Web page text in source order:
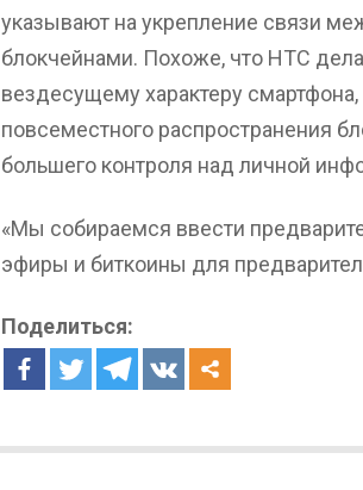
указывают на укрепление связи
блокчейнами. Похоже, что HTC
вездесущему характеру
повсеместного распространения
большего контроля над личной
«Мы собираемся ввести
эфиры и биткоины для
Поделиться: